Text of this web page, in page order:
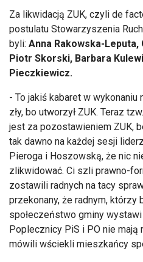
Za likwidacją ZUK, czyli de
postulatu Stowarzyszenia
byli: Anna Rakowska-
Piotr Skorski, Barbara
Pieczkiewicz.
- To jakiś kabaret w wykonaniu
zły, bo utworzył ZUK. Teraz
jest za pozostawieniem ZUK,
tak dawno na każdej sesji
Pieroga i Hoszowską, że nic
zlikwidować. Ci szli prawno-
zostawili radnych na tacy
przekonany, że radnym,
społeczeństwo gminy wystawi
Poplecznicy PiS i PO nie mają
mówili wściekli mieszkańcy